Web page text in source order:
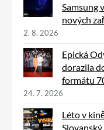
Samsung
nových
2. 8. 2026
Epická
dorazila
formátu
24. 7. 2026
Léto v